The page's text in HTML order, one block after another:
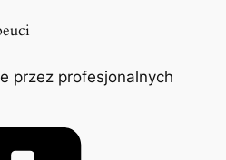
przez profesjonalnych